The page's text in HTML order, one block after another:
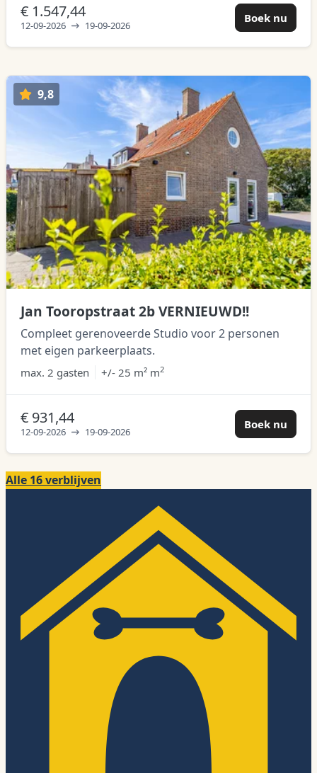
€ 1.547,44
12-09-2026 19-09-2026
Boek nu
9,8
Jan Tooropstraat 2b VERNIEUWD!!
Compleet gerenoveerde Studio voor 2 personen
met eigen parkeerplaats.
max. 2 gasten +/- 25 m² m2
€ 931,44
12-09-2026 19-09-2026
Boek nu
Alle 16 verblijven